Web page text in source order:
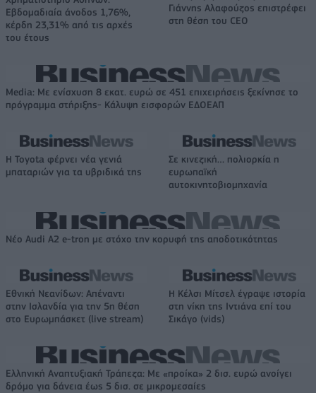
Εβδομαδιαία άνοδος 1,76%,
κέρδη 23,31% από τις αρχές
του έτους
Γιάννης Αλαφούζος επιστρέφει
στη θέση του CEO
Media: Με ενίσχυση 8 εκατ. ευρώ σε 451 επιχειρήσεις ξεκίνησε το
πρόγραμμα στήριξης- Κάλυψη εισφορών ΕΔΟΕΑΠ
Η Toyota φέρνει νέα γενιά
μπαταριών για τα υβριδικά της
Σε κινεζική… πολιορκία η
ευρωπαϊκή
αυτοκινητοβιομηχανία
Νέο Audi A2 e-tron με στόχο την κορυφή της αποδοτικότητας
Εθνική Νεανίδων: Απέναντι
στην Ισλανδία για την 5η θέση
στο Ευρωμπάσκετ (live stream)
Η Κέλσι Μίτσελ έγραψε ιστορία
στη νίκη της Ιντιάνα επί του
Σικάγο (vids)
Ελληνική Αναπτυξιακή Τράπεζα: Με «προίκα» 2 δισ. ευρώ ανοίγει
δρόμο για δάνεια έως 5 δισ. σε μικρομεσαίες